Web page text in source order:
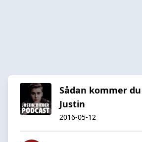
Sådan kommer
Justin
2016-05-12